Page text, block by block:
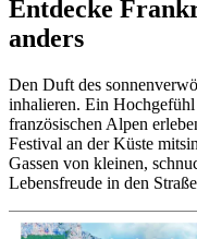
Entdecke
anders
Den Duft des
inhalieren. Ein
französischen Alpen
Festival an der Küste
Gassen von kleinen,
Lebensfreude in den